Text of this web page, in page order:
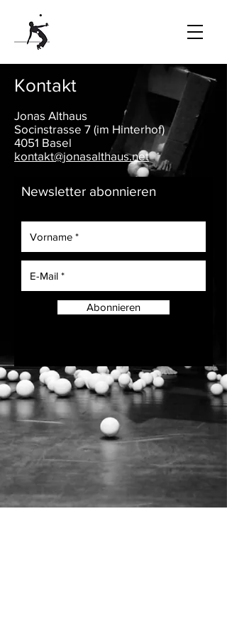
Kontakt
Jonas Althaus
Socinstrasse 7 (im Hinterhof)
4051 Basel
kontakt@jonasalthaus.net
Newsletter abonnieren
Abonnieren